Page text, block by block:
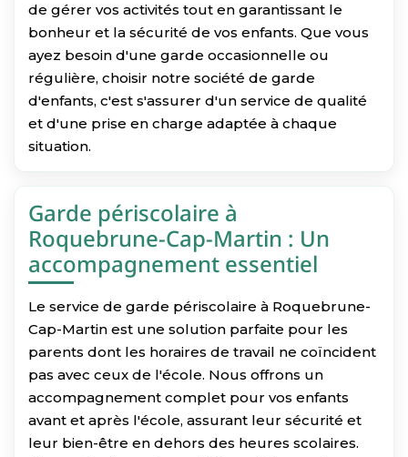
de gérer vos activités tout en garantissant le
bonheur et la sécurité de vos enfants. Que vous
ayez besoin d'une garde occasionnelle ou
régulière, choisir notre société de garde
d'enfants, c'est s'assurer d'un service de qualité
et d'une prise en charge adaptée à chaque
situation.
Garde périscolaire à
Roquebrune-Cap-Martin : Un
accompagnement essentiel
Le service de garde périscolaire à Roquebrune-
Cap-Martin est une solution parfaite pour les
parents dont les horaires de travail ne coïncident
pas avec ceux de l'école. Nous offrons un
accompagnement complet pour vos enfants
avant et après l'école, assurant leur sécurité et
leur bien-être en dehors des heures scolaires.